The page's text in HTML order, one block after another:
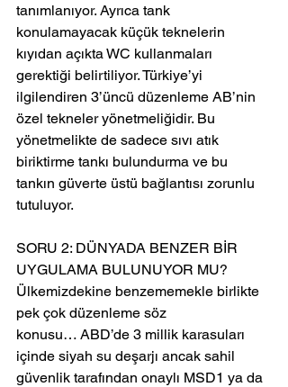
tanımlanıyor. Ayrıca tank
konulamayacak küçük teknelerin
kıyıdan açıkta WC kullanmaları
gerektiği belirtiliyor. Türkiye’yi
ilgilendiren 3’üncü düzenleme AB’nin
özel tekneler yönetmeliğidir. Bu
yönetmelikte de sadece sıvı atık
biriktirme tankı bulundurma ve bu
tankın güverte üstü bağlantısı zorunlu
tutuluyor.
SORU 2: DÜNYADA BENZER BİR
UYGULAMA BULUNUYOR MU?
Ülkemizdekine benzememekle birlikte
pek çok düzenleme söz
konusu… ABD’de 3 millik karasuları
içinde siyah su deşarjı ancak sahil
güvenlik tarafından onaylı MSD1 ya da